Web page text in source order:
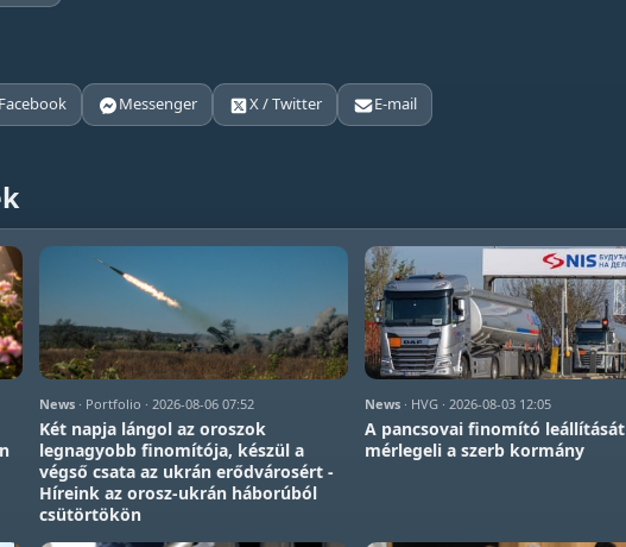
Facebook Messenger X / Twitter E-mail
News· Portfolio · 2026-08-06 07:52
Két napja lángol az oroszok
legnagyobb finomítója, készül a
végső csata az ukrán erődvárosért -
Híreink az orosz-ukrán háborúból
csütörtökön
News · HVG · 2026-08-03 12:05
A pancsovai finomító leállítását
mérlegeli a szerb kormány